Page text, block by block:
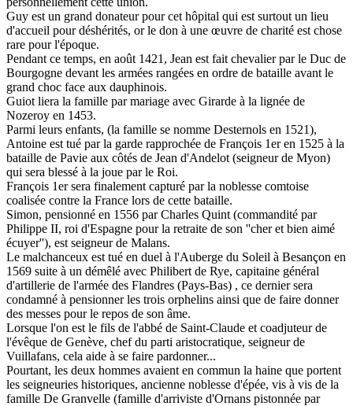
Guy est un grand donateur pour cet hôpital qui est surtout un lieu
d'accueil pour déshérités, or le don à une œuvre de charité est chose
rare pour l'époque.
Pendant ce temps, en août 1421, Jean est fait chevalier par le Duc de
Bourgogne devant les armées rangées en ordre de bataille avant le
grand choc face aux dauphinois.
Guiot liera la famille par mariage avec Girarde à la lignée de
Nozeroy en 1453.
Parmi leurs enfants, (la famille se nomme Desternols en 1521),
Antoine est tué par la garde rapprochée de François 1er en 1525 à la
bataille de Pavie aux côtés de Jean d'Andelot (seigneur de Myon)
qui sera blessé à la joue par le Roi.
François 1er sera finalement capturé par la noblesse comtoise
coalisée contre la France lors de cette bataille.
Simon, pensionné en 1556 par Charles Quint (commandité par
Philippe II, roi d'Espagne pour la retraite de son ''cher et bien aimé
écuyer''), est seigneur de Malans.
Le malchanceux est tué en duel à l'Auberge du Soleil à Besançon en
1569 suite à un démêlé avec Philibert de Rye, capitaine général
d'artillerie de l'armée des Flandres (Pays-Bas) , ce dernier sera
condamné à pensionner les trois orphelins ainsi que de faire donner
des messes pour le repos de son âme.
Lorsque l'on est le fils de l'abbé de Saint-Claude et coadjuteur de
l'évêque de Genève, chef du parti aristocratique, seigneur de
Vuillafans, cela aide à se faire pardonner...
Pourtant, les deux hommes avaient en commun la haine que portent
les seigneuries historiques, ancienne noblesse d'épée, vis à vis de la
famille De Granvelle (famille d'arriviste d'Ornans pistonnée par